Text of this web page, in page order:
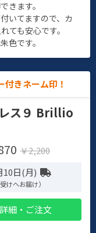
きます。
いてますので、カ
ても安心です。
色です。
きネーム印！
ス９ Brillio
￥2,200
10日(月)
けへお届け）
細・ご注文